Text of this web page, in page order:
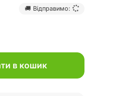
🚚 Відправимо:
в кошик